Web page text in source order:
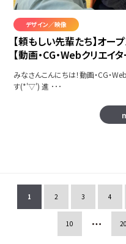
デザイン／映像
【頼もしい先輩たち】オー
【動画・CG・Webクリエイタ
みなさんこんにちは！動画・CG・
す(*'▽') 進 ･･･
1 2 3 4
10 20